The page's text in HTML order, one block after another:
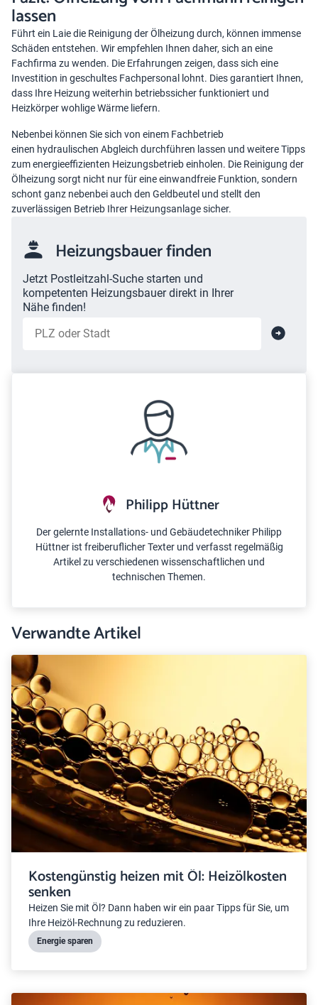
lassen
Führt ein Laie die Reinigung der Ölheizung durch, können immense
Schäden entstehen. Wir empfehlen Ihnen daher, sich an eine
Fachfirma zu wenden. Die Erfahrungen zeigen, dass sich eine
Investition in geschultes Fachpersonal lohnt. Dies garantiert Ihnen,
dass Ihre Heizung weiterhin betriebssicher funktioniert und
Heizkörper wohlige Wärme liefern.
Nebenbei können Sie sich von einem Fachbetrieb
einen hydraulischen Abgleich durchführen lassen und weitere Tipps
zum energieeffizienten Heizungsbetrieb einholen. Die Reinigung der
Ölheizung sorgt nicht nur für eine einwandfreie Funktion, sondern
schont ganz nebenbei auch den Geldbeutel und stellt den
zuverlässigen Betrieb Ihrer Heizungsanlage sicher.
Heizungsbauer finden
Jetzt Postleitzahl-Suche starten und
kompetenten Heizungsbauer direkt in Ihrer
Nähe finden!
Philipp Hüttner
Der gelernte Installations- und Gebäudetechniker Philipp
Hüttner ist freiberuflicher Texter und verfasst regelmäßig
Artikel zu verschiedenen wissenschaftlichen und
technischen Themen.
Verwandte Artikel
Kostengünstig heizen mit Öl: Heizölkosten
senken
Heizen Sie mit Öl? Dann haben wir ein paar Tipps für Sie, um
Ihre Heizöl-Rechnung zu reduzieren.
Energie sparen